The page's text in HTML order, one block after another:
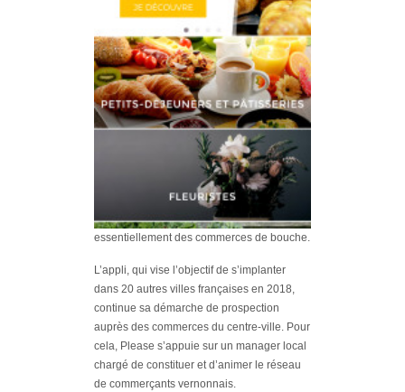
essentiellement des commerces de bouche.
L’appli, qui vise l’objectif de s’implanter
dans 20 autres villes françaises en 2018,
continue sa démarche de prospection
auprès des commerces du centre-ville. Pour
cela, Please s’appuie sur un manager local
chargé de constituer et d’animer le réseau
de commerçants vernonnais.